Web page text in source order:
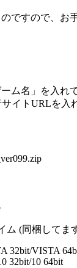
ですので、お
ム名」を入れ
イトURLを入
ム (同梱してま
32bit/VISTA
32bit/10 64bit